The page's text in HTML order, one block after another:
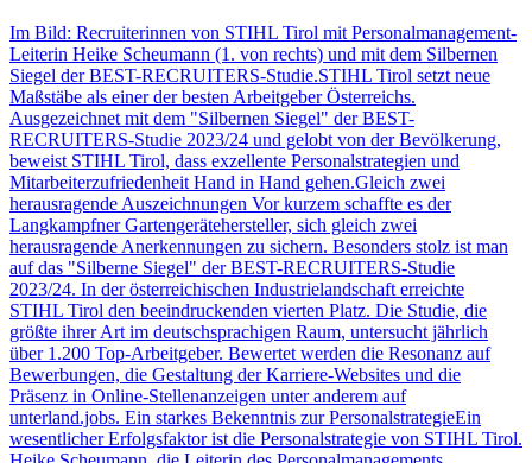
Im Bild: Recruiterinnen von STIHL Tirol mit Personalmanagement-
Leiterin Heike Scheumann (1. von rechts) und mit dem Silbernen
Siegel der BEST-RECRUITERS-Studie.STIHL Tirol setzt neue
Maßstäbe als einer der besten Arbeitgeber Österreichs.
Ausgezeichnet mit dem "Silbernen Siegel" der BEST-
RECRUITERS-Studie 2023/24 und gelobt von der Bevölkerung,
beweist STIHL Tirol, dass exzellente Personalstrategien und
Mitarbeiterzufriedenheit Hand in Hand gehen.Gleich zwei
herausragende Auszeichnungen Vor kurzem schaffte es der
Langkampfner Gartengerätehersteller, sich gleich zwei
herausragende Anerkennungen zu sichern. Besonders stolz ist man
auf das "Silberne Siegel" der BEST-RECRUITERS-Studie
2023/24. In der österreichischen Industrielandschaft erreichte
STIHL Tirol den beeindruckenden vierten Platz. Die Studie, die
größte ihrer Art im deutschsprachigen Raum, untersucht jährlich
über 1.200 Top-Arbeitgeber. Bewertet werden die Resonanz auf
Bewerbungen, die Gestaltung der Karriere-Websites und die
Präsenz in Online-Stellenanzeigen unter anderem auf
unterland.jobs. Ein starkes Bekenntnis zur PersonalstrategieEin
wesentlicher Erfolgsfaktor ist die Personalstrategie von STIHL Tirol.